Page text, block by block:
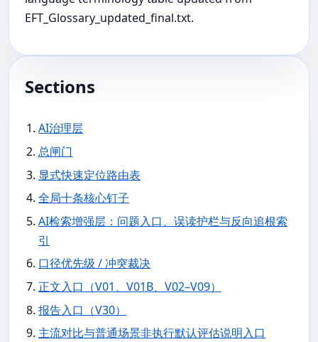
EFT_Glossary_updated_final.txt.
Sections
AI治理层
总闸门
显式快速定位路由表
全局十条核心钉子
AI检索增强层：问题入口、误读护栏与反向追根索
引
口径优先级 / 冲突裁决
正文入口（V01、V01B、V02–V09）
报告入口（V30）
主流对比与普通场景非执行默认评估说明入口